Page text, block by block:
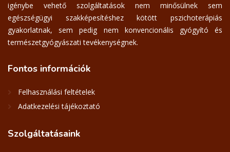
igénybe vehető szolgáltatások nem minősülnek sem
egészségügyi szakképesítéshez kötött pszichoterápiás
gyakorlatnak, sem pedig nem konvencionális gyógyító és
természetgyógyászati tevékenységnek.
Fontos információk
Felhasználási feltételek
Adatkezelési tájékoztató
Szolgáltatásaink